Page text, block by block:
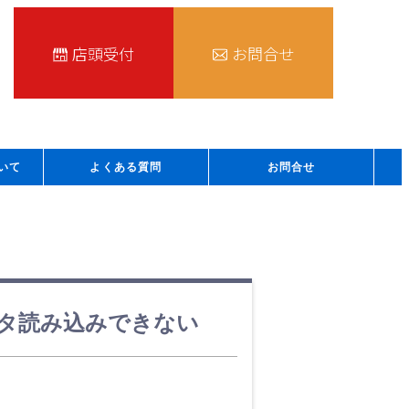
店頭受付 お問合せ
て よくある質問 お問合せ
読み込みできない